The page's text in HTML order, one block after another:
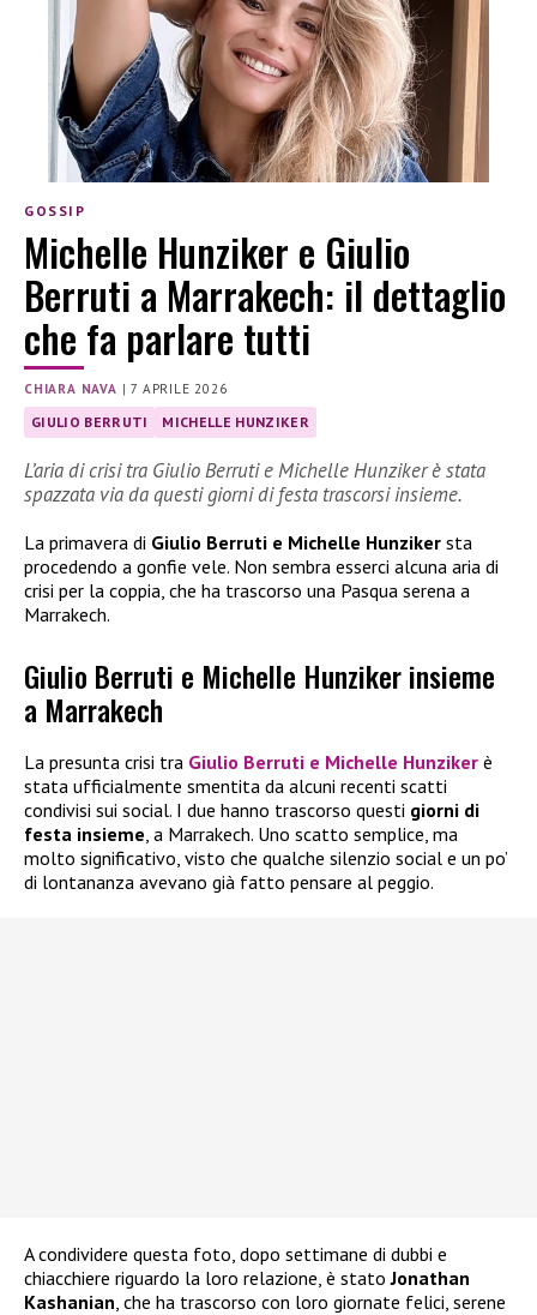
GOSSIP
Michelle Hunziker e Giulio
Berruti a Marrakech: il dettaglio
che fa parlare tutti
CHIARA NAVA |7 APRILE 2026
GIULIO BERRUTI MICHELLE HUNZIKER
L’aria di crisi tra Giulio Berruti e Michelle Hunziker è stata
spazzata via da questi giorni di festa trascorsi insieme.
La primavera di Giulio Berruti e Michelle Hunziker sta
procedendo a gonfie vele. Non sembra esserci alcuna aria di
crisi per la coppia, che ha trascorso una Pasqua serena a
Marrakech.
Giulio Berruti e Michelle Hunziker insieme
a Marrakech
La presunta crisi tra Giulio Berruti e Michelle Hunziker è
stata ufficialmente smentita da alcuni recenti scatti
condivisi sui social. I due hanno trascorso questi giorni di
festa insieme , a Marrakech. Uno scatto semplice, ma
molto significativo, visto che qualche silenzio social e un po’
di lontananza avevano già fatto pensare al peggio.
A condividere questa foto, dopo settimane di dubbi e
chiacchiere riguardo la loro relazione, è statoJonathan
Kashanian , che ha trascorso con loro giornate felici, serene